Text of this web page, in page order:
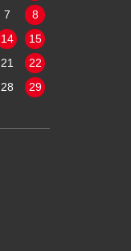
7
8
14
15
21
22
28
29